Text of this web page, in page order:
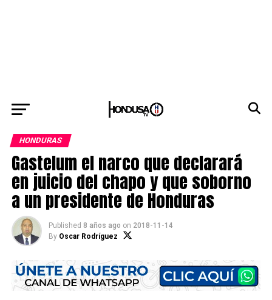
HONDURAS
Gastelum el narco que declarará
en juicio del chapo y que soborno
a un presidente de Honduras
Published 8 años ago on 2018-11-14
By Oscar Rodríguez